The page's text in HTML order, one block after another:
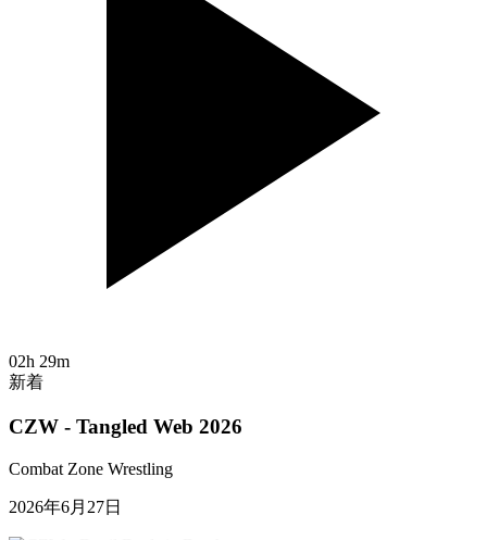
02h 29m
新着
CZW - Tangled Web 2026
Combat Zone Wrestling
2026年6月27日